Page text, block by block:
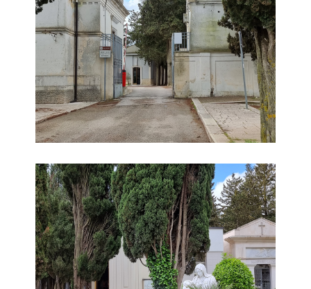
Immagine 1 Cimitero Vecchio